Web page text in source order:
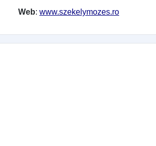
Web: www.szekelymozes.ro